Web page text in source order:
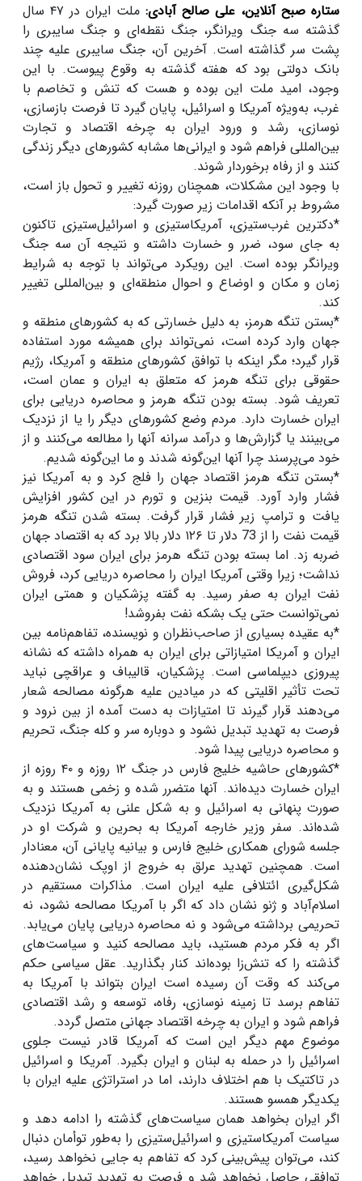
ستاره صبح آنلاین، علی صالح آبادی:
ملت ایران در ۴۷ سال
گذشته سه جنگ ویرانگر، جنگ نقطه‌ای و جنگ سایبری را
پشت سر گذاشته است. آخرین آن، جنگ سایبری علیه چند
بانک دولتی بود که هفته گذشته به وقوع پیوست. با این
وجود، امید ملت این بوده و هست که تنش و تخاصم با
غرب، به‌ویژه آمریکا و اسرائیل، پایان گیرد تا فرصت بازسازی،
نوسازی، رشد و ورود ایران به چرخه اقتصاد و تجارت
بین‌المللی فراهم شود و ایرانی‌ها مشابه کشورهای دیگر زندگی
کنند و از رفاه برخوردار شوند.
با وجود این مشکلات، همچنان روزنه تغییر و تحول باز است،
مشروط بر آنکه اقدامات زیر صورت گیرد:
*دکترین غرب‌ستیزی، آمریکاستیزی و اسرائیل‌ستیزی تاکنون
به جای سود، ضرر و خسارت داشته و نتیجه آن سه جنگ
ویرانگر بوده است. این رویکرد می‌تواند با توجه به شرایط
زمان و مکان و اوضاع و احوال منطقه‌ای و بین‌المللی تغییر
کند.
*بستن تنگه هرمز، به دلیل خسارتی که به کشورهای منطقه و
جهان وارد کرده است، نمی‌تواند برای همیشه مورد استفاده
قرار گیرد؛ مگر اینکه با توافق کشورهای منطقه و آمریکا، رژیم
حقوقی برای تنگه هرمز که متعلق به ایران و عمان است،
تعریف شود. بسته بودن تنگه هرمز و محاصره دریایی برای
ایران خسارت دارد. مردم وضع کشورهای دیگر را یا از نزدیک
می‌بینند یا گزارش‌ها و درآمد سرانه آنها را مطالعه می‌کنند و از
خود می‌پرسند چرا آنها این‌گونه شدند و ما این‌گونه شدیم.
*بستن تنگه هرمز اقتصاد جهان را فلج کرد و به آمریکا نیز
فشار وارد آورد. قیمت بنزین و تورم در این کشور افزایش
یافت و ترامپ زیر فشار قرار گرفت. بسته شدن تنگه هرمز
قیمت نفت را از 73 دلار تا ۱۲۶ دلار بالا برد که به اقتصاد جهان
ضربه زد. اما بسته بودن تنگه هرمز برای ایران سود اقتصادی
نداشت؛ زیرا وقتی آمریکا ایران را محاصره دریایی کرد، فروش
نفت ایران به صفر رسید. به گفته پزشکیان و همتی ایران
نمی‌توانست حتی یک بشکه نفت بفروشد!
*به عقیده بسیاری از صاحب‌نظران و نویسنده، تفاهم‌نامه بین
ایران و آمریکا امتیازاتی برای ایران به همراه داشته که نشانه
پیروزی دیپلماسی است. پزشکیان، قالیباف و عراقچی نباید
تحت تأثیر اقلیتی که در میادین علیه هرگونه مصالحه شعار
می‌دهند قرار گیرند تا امتیازات به دست آمده از بین نرود و
فرصت به تهدید تبدیل نشود و دوباره سر و کله جنگ، تحریم
و محاصره دریایی پیدا شود.
*کشورهای حاشیه خلیج فارس در جنگ ۱۲ روزه و ۴۰ روزه از
ایران خسارت دیده‌اند. آنها متضرر شده‌ و زخمی هستند و به
صورت پنهانی به اسرائیل و به شکل علنی به آمریکا نزدیک
شده‌اند. سفر وزیر خارجه آمریکا به بحرین و شرکت او در
جلسه شورای همکاری خلیج فارس و بیانیه پایانی آن، معنادار
است. همچنین تهدید عرلق به خروج از اوپک نشان‌دهنده
شکل‌گیری ائتلافی علیه ایران است. مذاکرات مستقیم در
اسلام‌آباد و ژنو نشان داد که اگر با آمریکا مصالحه نشود، نه
تحریمی برداشته می‌شود و نه محاصره دریایی پایان می‌یابد.
اگر به فکر مردم هستید، باید مصالحه کنید و سیاست‌های
گذشته را که تنش‌زا بوده‌اند کنار بگذارید. عقل سیاسی حکم
می‌کند که وقت آن رسیده است ایران بتواند با آمریکا به
تفاهم برسد تا زمینه نوسازی، رفاه، توسعه و رشد اقتصادی
فراهم شود و ایران به چرخه اقتصاد جهانی متصل گردد.
موضوع مهم دیگر این است که آمریکا قادر نیست جلوی
اسرائیل را در حمله به لبنان و ایران بگیرد. آمریکا و اسرائیل
در تاکتیک با هم اختلاف دارند، اما در استراتژی علیه ایران با
یکدیگر همسو هستند.
اگر ایران بخواهد همان سیاست‌های گذشته را ادامه دهد و
سیاست آمریکاستیزی و اسرائیل‌ستیزی را به‌طور توأمان دنبال
کند، می‌توان پیش‌بینی کرد که تفاهم به جایی نخواهد رسید،